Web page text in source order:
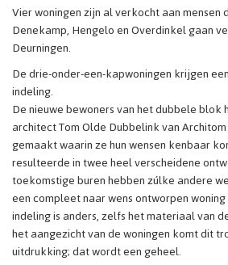
Vier woningen zijn al verkocht aan mensen
Denekamp, Hengelo en Overdinkel gaan
Deurningen.
De drie-onder-een-kapwoningen krijgen
indeling.
De nieuwe bewoners van het dubbele blok
architect Tom Olde Dubbelink van
gemaakt waarin ze hun wensen kenbaar
resulteerde in twee heel verscheidene
toekomstige buren hebben zúlke andere
een compleet naar wens ontworpen
indeling is anders, zelfs het materiaal van
het aangezicht van de woningen komt dit
uitdrukking; dat wordt een geheel.